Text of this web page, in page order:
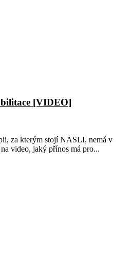
[VIDEO]
za kterým stojí NASLI, nemá v
video, jaký přínos má pro...